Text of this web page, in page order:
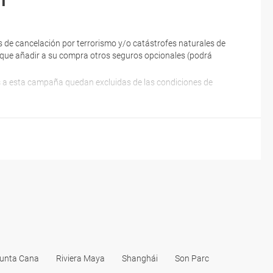
Interio
que solicitar un nuevo visado para volver a entrar
obtener un visado de turismo multientradas.
de cancelación por terrorismo y/o catástrofes naturales de
añadir a su compra otros seguros opcionales (podrá
esta campaña quedan excluidas de las condiciones de
Cana Riviera Maya Shanghái
Son Parc